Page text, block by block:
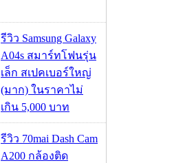
รีวิว Samsung Galaxy
A04s สมาร์ทโฟนรุ่น
เล็ก สเปคเบอร์ใหญ่
(มาก) ในราคาไม่
เกิน 5,000 บาท
รีวิว 70mai Dash Cam
A200 กล้องติด